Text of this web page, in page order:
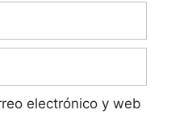
electrónico y web